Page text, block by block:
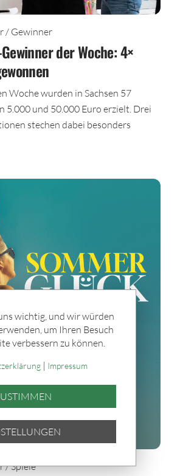
/ Gewinner
der Woche: 4×
Woche wurden in Sachsen 57
5.000 und 50.000 Euro erzielt. Drei
stechen dabei besonders
/ Spiele
wichtig, und wir würden
um Ihren Besuch
verbessern zu können.
| Impressum